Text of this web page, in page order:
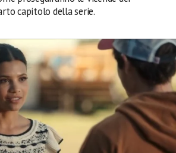
capitolo della serie.